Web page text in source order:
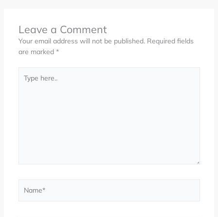
Leave a Comment
Your email address will not be published. Required fields
are marked *
here..